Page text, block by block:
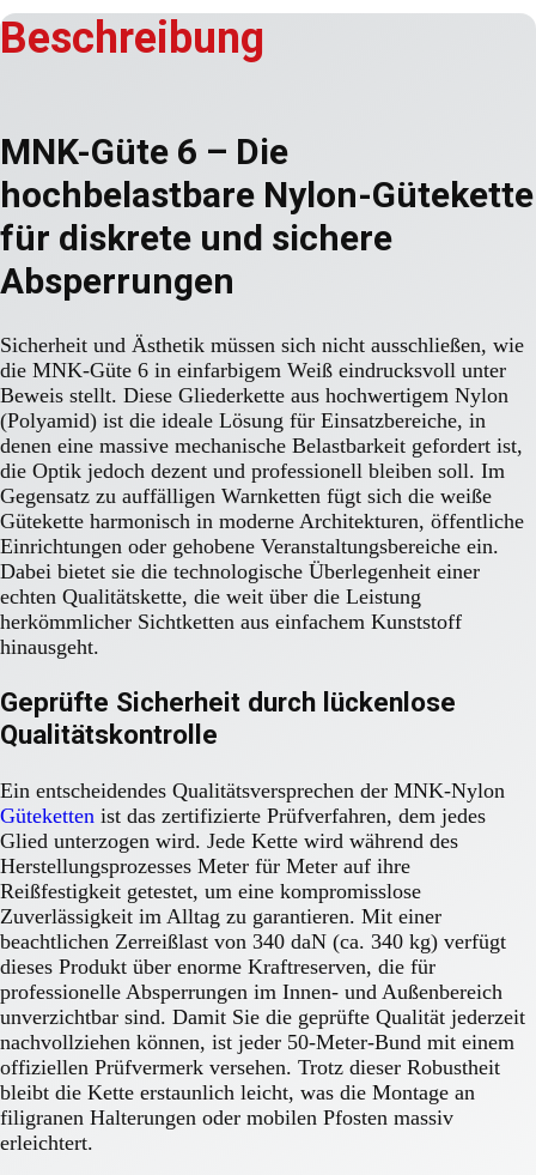
Beschreibung
MNK-Güte 6 – Die
hochbelastbare Nylon-Gütekette
für diskrete und sichere
Absperrungen
Sicherheit und Ästhetik müssen sich nicht ausschließen, wie
die MNK-Güte 6 in einfarbigem Weiß eindrucksvoll unter
Beweis stellt. Diese Gliederkette aus hochwertigem Nylon
(Polyamid) ist die ideale Lösung für Einsatzbereiche, in
denen eine massive mechanische Belastbarkeit gefordert ist,
die Optik jedoch dezent und professionell bleiben soll. Im
Gegensatz zu auffälligen Warnketten fügt sich die weiße
Gütekette harmonisch in moderne Architekturen, öffentliche
Einrichtungen oder gehobene Veranstaltungsbereiche ein.
Dabei bietet sie die technologische Überlegenheit einer
echten Qualitätskette, die weit über die Leistung
herkömmlicher Sichtketten aus einfachem Kunststoff
hinausgeht.
Geprüfte Sicherheit durch lückenlose
Qualitätskontrolle
Ein entscheidendes Qualitätsversprechen der MNK-Nylon
Güteketten ist das zertifizierte Prüfverfahren, dem jedes
Glied unterzogen wird. Jede Kette wird während des
Herstellungsprozesses Meter für Meter auf ihre
Reißfestigkeit getestet, um eine kompromisslose
Zuverlässigkeit im Alltag zu garantieren. Mit einer
beachtlichen Zerreißlast von 340 daN (ca. 340 kg) verfügt
dieses Produkt über enorme Kraftreserven, die für
professionelle Absperrungen im Innen- und Außenbereich
unverzichtbar sind. Damit Sie die geprüfte Qualität jederzeit
nachvollziehen können, ist jeder 50-Meter-Bund mit einem
offiziellen Prüfvermerk versehen. Trotz dieser Robustheit
bleibt die Kette erstaunlich leicht, was die Montage an
filigranen Halterungen oder mobilen Pfosten massiv
erleichtert.